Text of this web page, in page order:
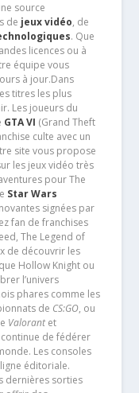
source
de jeux vidéo, de
. Que
licences ou à
équipe vous
à jour.Dans
titres les plus
Les joueurs du
GTA VI (Grand Theft
culte avec un
site vous propose
les jeux vidéo très
pour The
Star Wars
signées par
fan de franchises
The Legend of
de découvrir les
Hollow Knight ou
l’univers
phares comme les
de CS:GO, ou
Valorantet
de fédérer
Les consoles
éditoriale.
dernières sorties